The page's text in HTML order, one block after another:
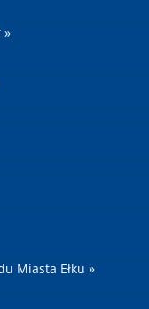
»
Miasta Ełku »